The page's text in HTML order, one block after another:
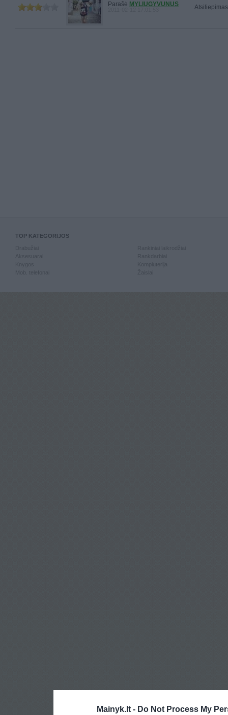
Mainyk.lt - Do Not Process My
Parašė MYLIUGYVUNUS Atsiliepimas
TOP KATEGORIJOS
Knygos
Mob. telefonai
Kompiuterija
Žaislai